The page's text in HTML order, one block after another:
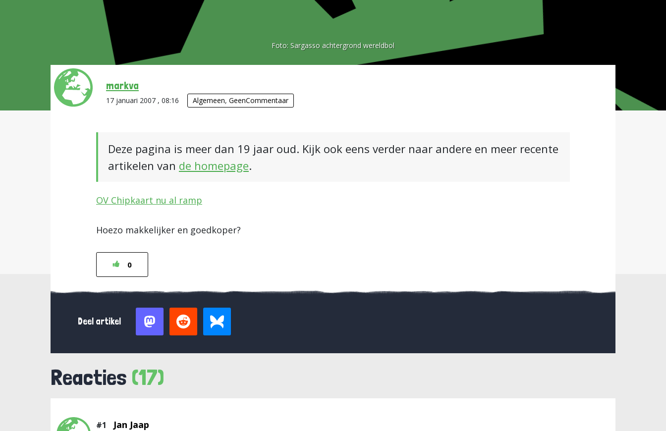
Foto: Sargasso achtergrond wereldbol
markva
17 januari 2007 , 08:16 Algemeen, GeenCommentaar
Deze pagina is meer dan 19 jaar oud. Kijk ook eens verder naar andere en meer recente
artikelen van de homepage.
OV Chipkaart nu al ramp
Hoezo makkelijker en goedkoper?
0
Deel artikel
Reacties (17)
#1 Jan Jaap